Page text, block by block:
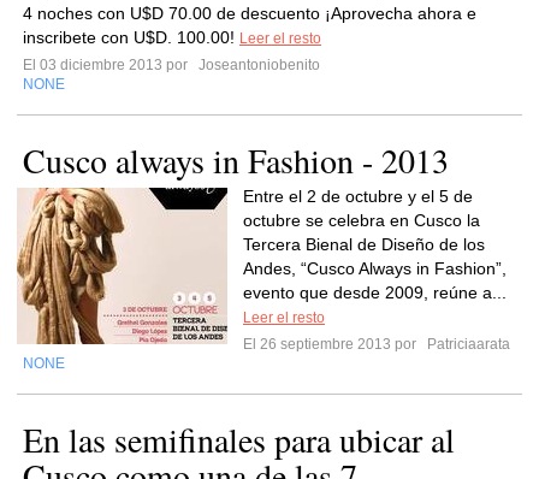
4 noches con U$D 70.00 de descuento ¡Aprovecha ahora e
inscribete con U$D. 100.00! Leer el resto
El 03 diciembre 2013 por
Joseantoniobenito
NONE
Cusco always in Fashion - 2013
Entre el 2 de octubre y el 5 de
octubre se celebra en Cusco la
Tercera Bienal de Diseño de los
Andes, “Cusco Always in Fashion”,
evento que desde 2009, reúne a...
Leer el resto
El 26 septiembre 2013 por
Patriciaarata
NONE
En las semifinales para ubicar al